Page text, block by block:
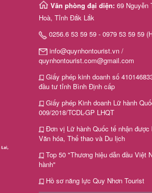
Văn phòng đại diện: 69 Nguyễn
Hoà, Tỉnh Đắk Lắk
0256.6 53 59 59 - 0979 53 59 59
info@quynhontourist.vn /
quynhontourist.com@gmail.com
Giấy phép kinh doanh số
đầu tư tỉnh Bình Định cấp
Giấy phép Kinh doanh Lữ hành
009/2018/TCDL-GP LHQT
Đơn vị Lữ hành Quốc tế nhận được
Văn hóa, Thể thao và Du lịch
Top 50 "Thương hiệu dẫn đầu Việt
hành"
Hồ sơ năng lực Quy Nhơn Tourist